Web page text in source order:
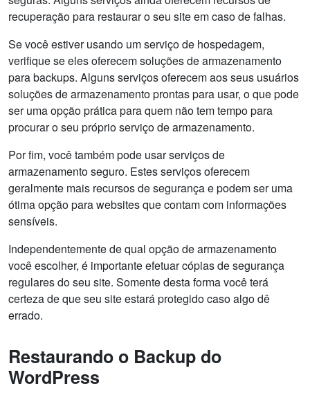
recuperação para restaurar o seu site em caso de falhas.
Se você estiver usando um serviço de hospedagem,
verifique se eles oferecem soluções de armazenamento
para backups. Alguns serviços oferecem aos seus usuários
soluções de armazenamento prontas para usar, o que pode
ser uma opção prática para quem não tem tempo para
procurar o seu próprio serviço de armazenamento.
Por fim, você também pode usar serviços de
armazenamento seguro. Estes serviços oferecem
geralmente mais recursos de segurança e podem ser uma
ótima opção para websites que contam com informações
sensíveis.
Independentemente de qual opção de armazenamento
você escolher, é importante efetuar cópias de segurança
regulares do seu site. Somente desta forma você terá
certeza de que seu site estará protegido caso algo dê
errado.
Restaurando o Backup do
WordPress